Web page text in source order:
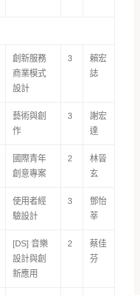
創新服務
商業模式
設計
3
賴宏
誌
藝術與創
作
3
謝宏
達
國際青年
創意專案
2
林晉
玄
使用者經
驗設計
3
鄧怡
莘
[DS] 音樂
設計與創
新應用
2
蔡佳
芬